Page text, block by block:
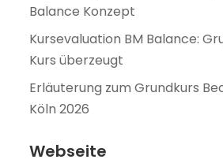
Balance Konzept
Kursevaluation BM Balance:
Kurs überzeugt
Erläuterung zum Grundkurs
Köln 2026
Webseite